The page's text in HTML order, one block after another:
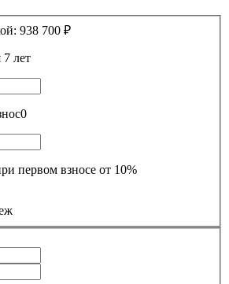
938 700 ₽
7 лет
взнос0
первом взносе от 10%